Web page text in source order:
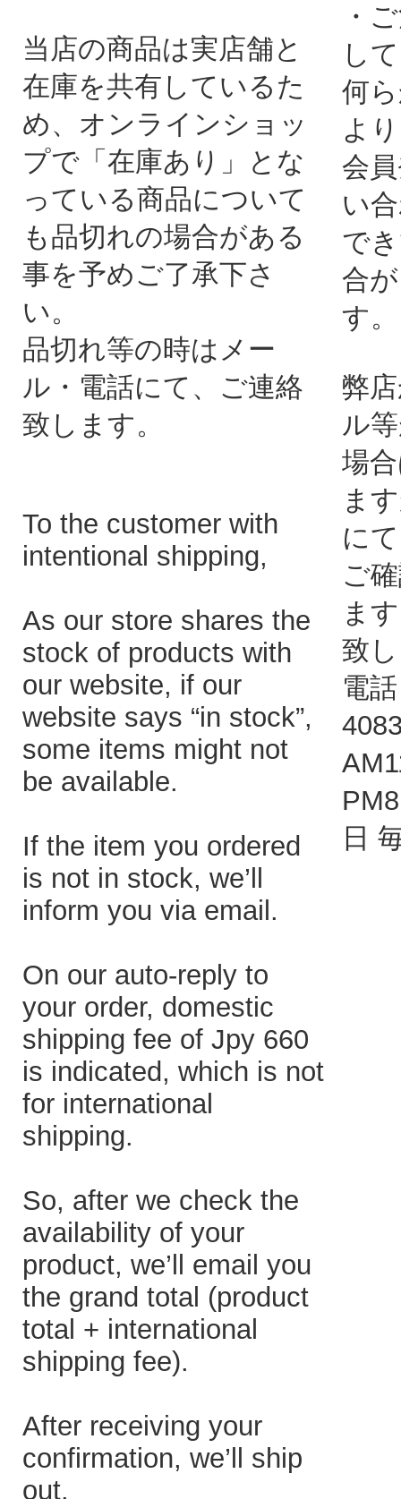
当店の商品は実店舗と
在庫を共有しているた
め、オンラインショッ
プで「在庫あり」とな
っている商品について
も品切れの場合がある
事を予めご了承下さ
い。
品切れ等の時はメー
ル・電話にて、ご連絡
致します。
To the customer with
intentional shipping,
As our store shares the
stock of products with
our website, if our
website says “in stock”,
some items might not
be available.
If the item you ordered
is not in stock, we’ll
inform you via email.
On our auto-reply to
your order, domestic
shipping fee of Jpy 660
is indicated, which is not
for international
shipping.
So, after we check the
availability of your
product, we’ll email you
the grand total (product
total + international
shipping fee).
After receiving your
confirmation, we’ll ship
out.
・
し
何
よ
会
い
で
合
す。
弊
ル
場
ま
に
ご
ま
致
電
日